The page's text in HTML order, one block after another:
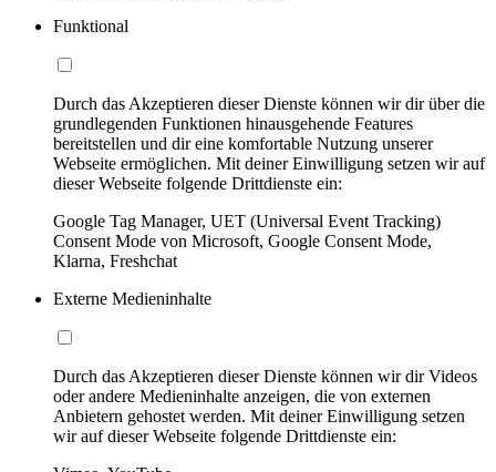
Funktional
Durch das Akzeptieren dieser Dienste können wir dir über die
grundlegenden Funktionen hinausgehende Features
bereitstellen und dir eine komfortable Nutzung unserer
Webseite ermöglichen. Mit deiner Einwilligung setzen wir auf
dieser Webseite folgende Drittdienste ein:
Google Tag Manager, UET (Universal Event Tracking)
Consent Mode von Microsoft, Google Consent Mode,
Klarna, Freshchat
Externe Medieninhalte
Durch das Akzeptieren dieser Dienste können wir dir Videos
oder andere Medieninhalte anzeigen, die von externen
Anbietern gehostet werden. Mit deiner Einwilligung setzen
wir auf dieser Webseite folgende Drittdienste ein: